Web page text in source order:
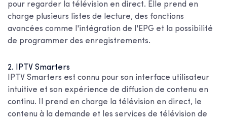
pour regarder la télévision en direct. Elle prend en
charge plusieurs listes de lecture, des fonctions
avancées comme l'intégration de l'EPG et la possibilité
de programmer des enregistrements.
2. IPTV Smarters
IPTV Smarters est connu pour son interface utilisateur
intuitive et son expérience de diffusion de contenu en
continu. Il prend en charge la télévision en direct, le
contenu à la demande et les services de télévision de